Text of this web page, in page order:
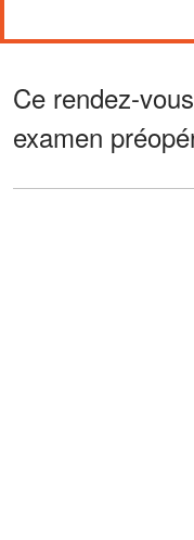
Ce rendez-
examen